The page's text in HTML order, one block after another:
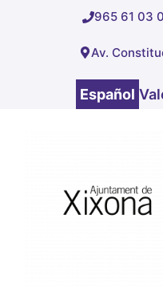
965 61 03
Av.
Español